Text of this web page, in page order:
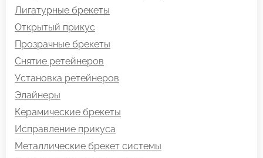
Лигатурные брекеты
Открытый прикус
Прозрачные брекеты
Снятие ретейнеров
Установка ретейнеров
Элайнеры
Керамические брекеты
Исправление прикуса
Металлические брекет системы